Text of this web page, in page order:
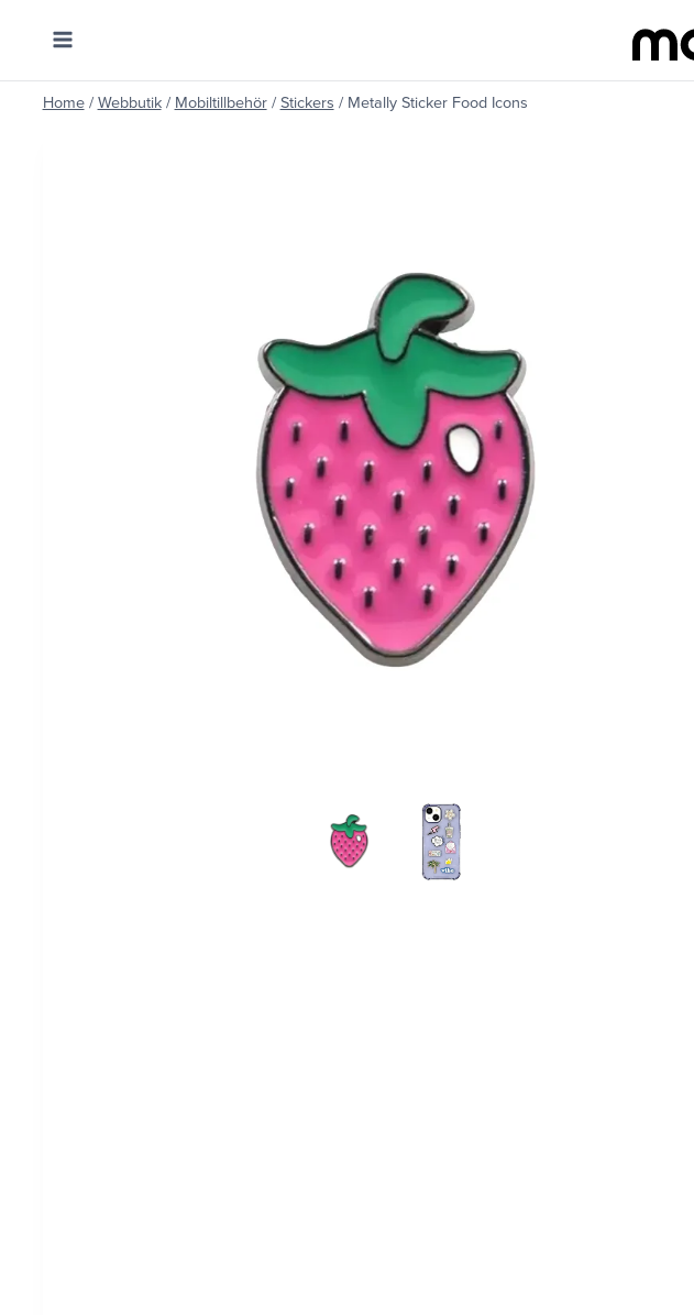
Home / Webbutik / Mobiltillbehör / Stickers / Metally Sticker Food Icons